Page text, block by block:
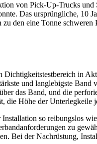
von Pick-Up-Trucks
Das ursprüngliche, 10
den eine Tonne
in
und langlebigste
das Band, und die
die Höhe der Unterlegkeile
so reibungslos
zu
Bei der Nachrüstung,